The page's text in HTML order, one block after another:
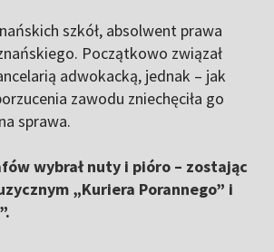
szkół, absolwent prawa
Początkowo związał
adwokacką, jednak – jak
zawodu zniechęciła go
sprawa.
wybrał nuty i pióro – zostając
„Kuriera Porannego” i